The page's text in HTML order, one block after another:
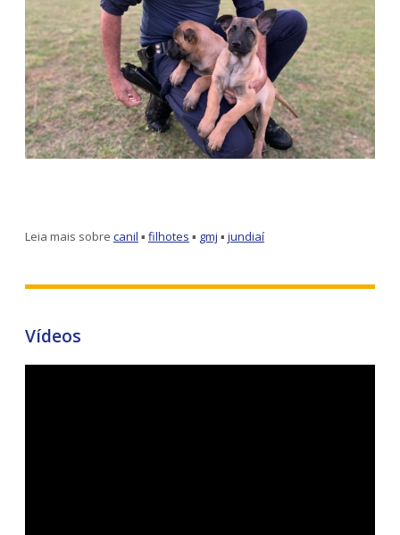
Leia mais sobre canil ▪ filhotes ▪ gmj ▪ jundiaí
Vídeos